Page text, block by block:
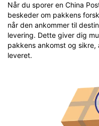
Når du sporer en China
beskeder om pakkens
når den ankommer til
levering. Dette giver dig
pakkens ankomst og
leveret.